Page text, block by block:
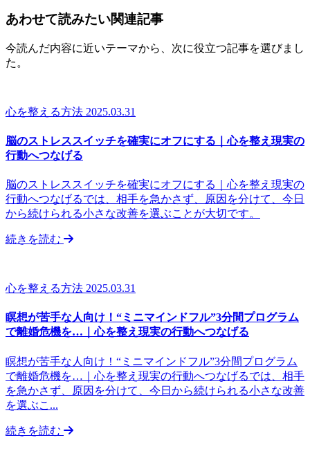
あわせて読みたい関連記事
今読んだ内容に近いテーマから、次に役立つ記事を選びまし
た。
心を整える方法 2025.03.31
脳のストレススイッチを確実にオフにする｜心を整え現実の
行動へつなげる
脳のストレススイッチを確実にオフにする｜心を整え現実の
行動へつなげるでは、相手を急かさず、原因を分けて、今日
から続けられる小さな改善を選ぶことが大切です。
続きを読む
心を整える方法 2025.03.31
瞑想が苦手な人向け！“ミニマインドフル”3分間プログラム
で離婚危機を…｜心を整え現実の行動へつなげる
瞑想が苦手な人向け！“ミニマインドフル”3分間プログラム
で離婚危機を…｜心を整え現実の行動へつなげるでは、相手
を急かさず、原因を分けて、今日から続けられる小さな改善
を選ぶこ...
続きを読む